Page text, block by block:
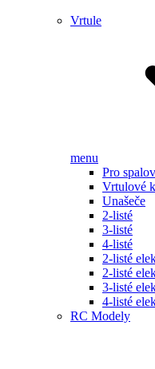
Vrtule
menu
Pro
Vrtulové
Unašeče
2-listé
3-listé
4-listé
2-listé
2-listé
3-listé
4-listé
RC Modely